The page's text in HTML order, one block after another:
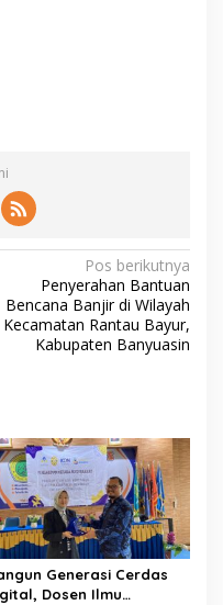
Pos berikutnya
Penyerahan Bantuan
Bencana Banjir di Wilayah
Kecamatan Rantau Bayur,
Kabupaten Banyuasin
Generasi Cerdas
Dosen Ilmu